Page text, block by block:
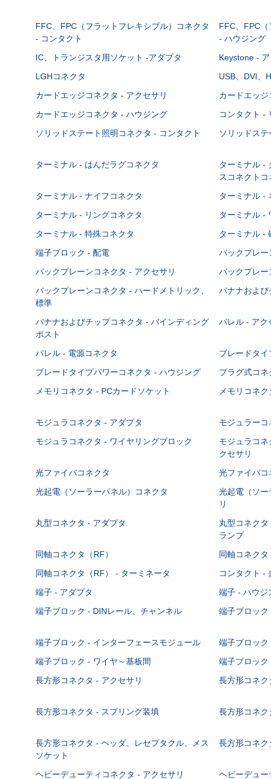
FFC、FPC（フラットフレキシブル）コネクタ
- コンタクト
FFC、FPC（
- ハウジング
IC、トランジスタ用ソケット -アダプタ Keystone - ア
LGHコネクタ
USB、DVI、
カードエッジコネクタ - アクセサリ
カードエッ
カードエッジコネクタ - ハウジング
コンタクト -
ソリッドステート照明コネクタ - コンタクト
ソリッドス
ターミナル - はんだラグコネクタ
ターミナル -
スコネクトコ
ターミナル - ナイフコネクタ ターミナル -
ターミナル - リングコネクタ
ターミナル -
ターミナル - 特殊コネクタ
ターミナル -
端子ブロック - 配電
バックプレ
バックプレーンコネクタ - アクセサリ
バックプレー
バックプレーンコネクタ - ハードメトリック、
標準
バナナおよび
バナナおよびチップコネクタ - バインディング
ポスト
バレル - アク
バレル - 電源コネクタ ブレードタイ
ブレードタイプパワーコネクタ - ハウジング
プラグ式コネ
メモリコネクタ - PCカードソケット
メモリコネ
モジュラコネクタ - アダプタ モジュラー
モジュラコネクタ - ワイヤリングブロック
モジュラコ
クセサリ
光ファイバコネクタ 光ファイバコ
光起電（ソーラーパネル）コネクタ
光起電（ソ
リ
丸型コネクタ - アダプタ
丸型コネク
ランプ
同軸コネクタ（RF） 同軸コネク
同軸コネクタ（RF） - ターミネータ
コンタクト -
端子 - アダプタ
端子 - ハウジ
端子ブロック - DINレール、チャンネル
端子ブロッ
端子ブロック - インターフェースモジュール 端子ブロック
端子ブロック - ワイヤ～基板間
端子ブロック
長方形コネクタ - アクセサリ
長方形コネク
長方形コネクタ - スプリング装填 長方形コネ
長方形コネクタ - ヘッダ、レセプタクル、メス
ソケット
長方形コネ
ヘビーデューティコネクタ - アクセサリ
ヘビーデュー